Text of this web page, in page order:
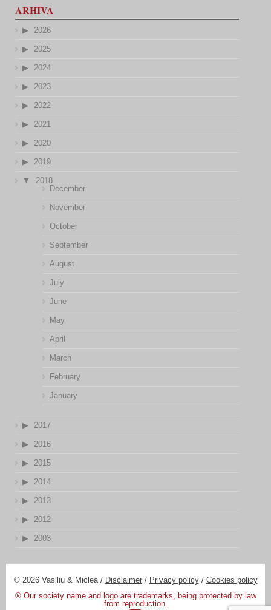
ARHIVA
2026
2025
2024
2023
2022
2021
2020
2019
2018
December
November
October
September
August
July
June
May
April
March
February
January
2017
2016
2015
2014
2013
2012
2003
© 2026 Vasiliu & Miclea / Disclaimer/ Privacy policy/ Cookies policy
® Our society name and logo are trademarks, being protected by law
from reproduction.